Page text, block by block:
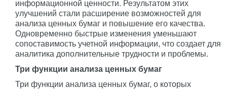
информационной ценности. Результатом этих
улучшений стали расширение возможностей для
анализа ценных бумаг и повышение его качества.
Одновременно быстрые изменения уменьшают
сопоставимость учетной информации, что создает для
аналитика дополнительные трудности и проблемы.
Три функции анализа ценных бумаг
Три функции анализа ценных бумаг, о которых